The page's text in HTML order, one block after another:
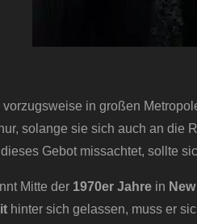
in großen
solange sie sich auch an die
Gebot missachtet, sollte
Mitte der 1970er Jahre in
hinter sich gelassen, muss er